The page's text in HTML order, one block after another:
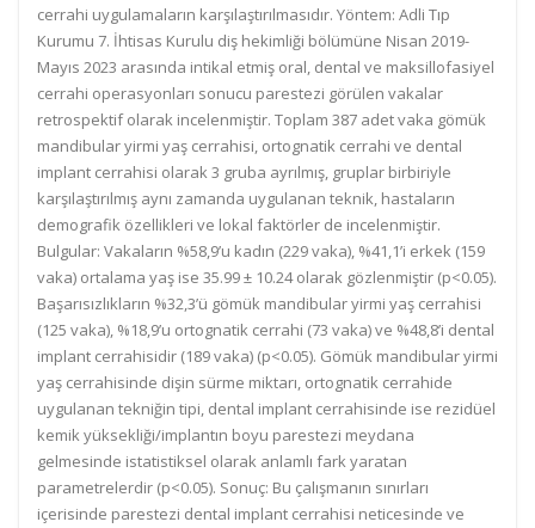
cerrahi uygulamaların karşılaştırılmasıdır. Yöntem: Adli Tıp
Kurumu 7. İhtisas Kurulu diş hekimliği bölümüne Nisan 2019-
Mayıs 2023 arasında intikal etmiş oral, dental ve maksillofasiyel
cerrahi operasyonları sonucu parestezi görülen vakalar
retrospektif olarak incelenmiştir. Toplam 387 adet vaka gömük
mandibular yirmi yaş cerrahisi, ortognatik cerrahi ve dental
implant cerrahisi olarak 3 gruba ayrılmış, gruplar birbiriyle
karşılaştırılmış aynı zamanda uygulanan teknik, hastaların
demografik özellikleri ve lokal faktörler de incelenmiştir.
Bulgular: Vakaların %58,9’u kadın (229 vaka), %41,1’i erkek (159
vaka) ortalama yaş ise 35.99 ± 10.24 olarak gözlenmiştir (p<0.05).
Başarısızlıkların %32,3’ü gömük mandibular yirmi yaş cerrahisi
(125 vaka), %18,9’u ortognatik cerrahi (73 vaka) ve %48,8’i dental
implant cerrahisidir (189 vaka) (p<0.05). Gömük mandibular yirmi
yaş cerrahisinde dişin sürme miktarı, ortognatik cerrahide
uygulanan tekniğin tipi, dental implant cerrahisinde ise rezidüel
kemik yüksekliği/implantın boyu parestezi meydana
gelmesinde istatistiksel olarak anlamlı fark yaratan
parametrelerdir (p<0.05). Sonuç: Bu çalışmanın sınırları
içerisinde parestezi dental implant cerrahisi neticesinde ve